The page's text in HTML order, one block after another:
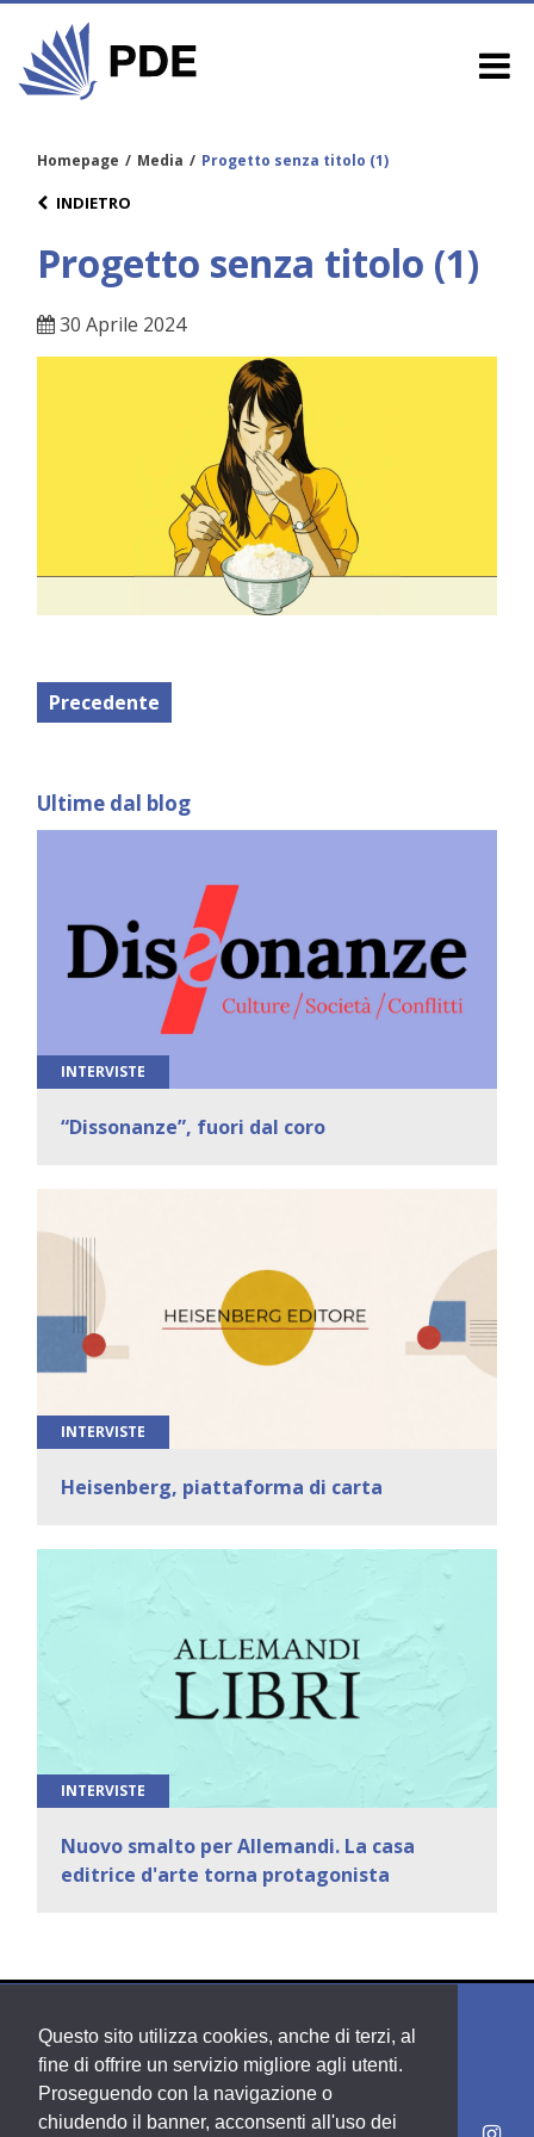
Questo sito utilizza cookies, anche di terzi, al
fine di offrire un servizio migliore agli utenti.
Proseguendo con la navigazione o
chiudendo il banner, acconsenti all'uso dei
Homepage / Media / Progetto senza titolo (1)
INDIETRO
Progetto senza titolo (1)
30 Aprile 2024
Precedente
Ultime dal blog
INTERVISTE
“Dissonanze”, fuori dal coro
INTERVISTE
Heisenberg, piattaforma di carta
INTERVISTE
Nuovo smalto per Allemandi. La casa
editrice d'arte torna protagonista